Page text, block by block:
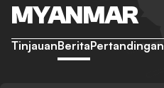
MYANMAR
TinjauanBeritaPertandingan